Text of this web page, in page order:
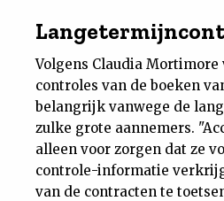
Volgens Claudia Mortimore
controles van de boeken
belangrijk vanwege de
zulke grote aannemers.
alleen voor zorgen dat ze
controle-informatie
van de contracten te